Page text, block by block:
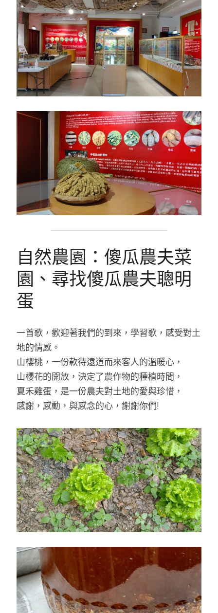
自然農園：傻瓜農夫菜
園、尋找傻瓜農夫聰明
蛋
一首歌，歡迎著我們的到來，學習歌，感受對土
地的情感。
山櫻桃，一份款待遠道而來客人的溫暖心，
山櫻花的開放，決定了農作物的種植時間，
夏禾雞蛋，是一份農夫對土地的愛與珍惜，
感謝，感動，與感念的心，謝謝你們!